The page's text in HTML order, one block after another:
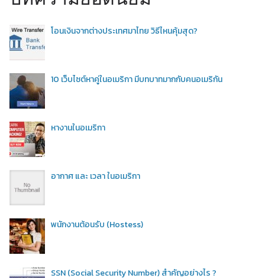
โอนเงินจากต่างประเทศมาไทย วิธีไหนคุ้มสุด?
10 เว็บไซต์หาคู่ในอเมริกา มีบทบาทมากกับคนอเมริกัน
หางานในอเมริกา
อากาศ และ เวลา ในอเมริกา
พนักงานต้อนรับ (Hostess)
SSN (Social Security Number) สำคัญอย่างไร ?